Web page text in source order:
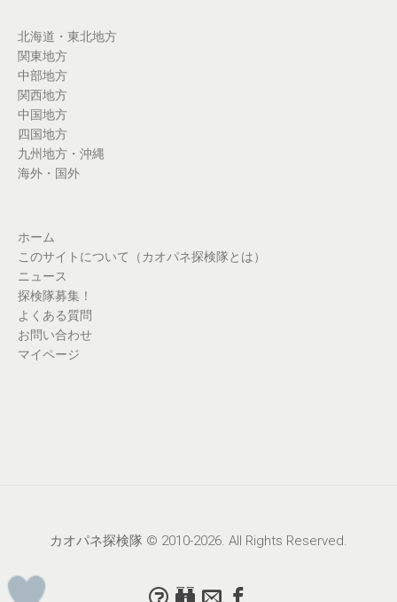
北海道・東北地方
関東地方
中部地方
関西地方
中国地方
四国地方
九州地方・沖縄
海外・国外
ホーム
このサイトについて（カオパネ探検隊とは）
ニュース
探検隊募集！
よくある質問
お問い合わせ
マイページ
カオパネ探検隊 © 2010-2026. All Rights Reserved.